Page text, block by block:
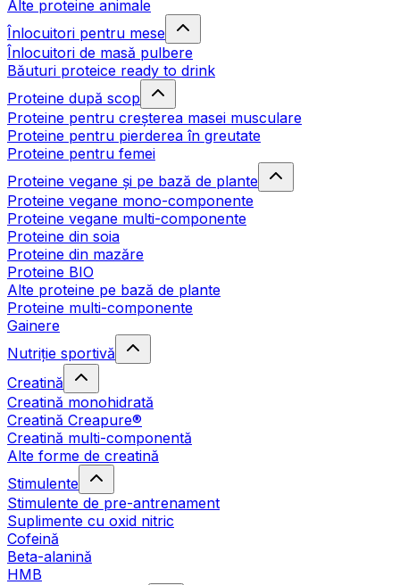
Alte proteine animale
Înlocuitori pentru mese
Înlocuitori de masă pulbere
Băuturi proteice ready to drink
Proteine după scop
Proteine pentru creșterea masei musculare
Proteine pentru pierderea în greutate
Proteine pentru femei
Proteine vegane și pe bază de plante
Proteine vegane mono-componente
Proteine vegane multi-componente
Proteine din soia
Proteine din mazăre
Proteine BIO
Alte proteine pe bază de plante
Proteine multi-componente
Gainere
Nutriție sportivă
Creatină
Creatină monohidrată
Creatină Creapure®
Creatină multi-componentă
Alte forme de creatină
Stimulente
Stimulente de pre-antrenament
Suplimente cu oxid nitric
Cofeină
Beta-alanină
HMB